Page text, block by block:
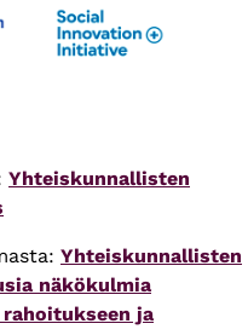
Yhteiskunnallisten
Yhteiskunnallisten
näkökulmia
ja